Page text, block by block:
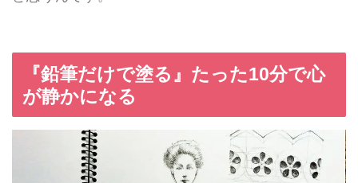
『鉛筆だけで塗る』たった10分で心
が静かになる